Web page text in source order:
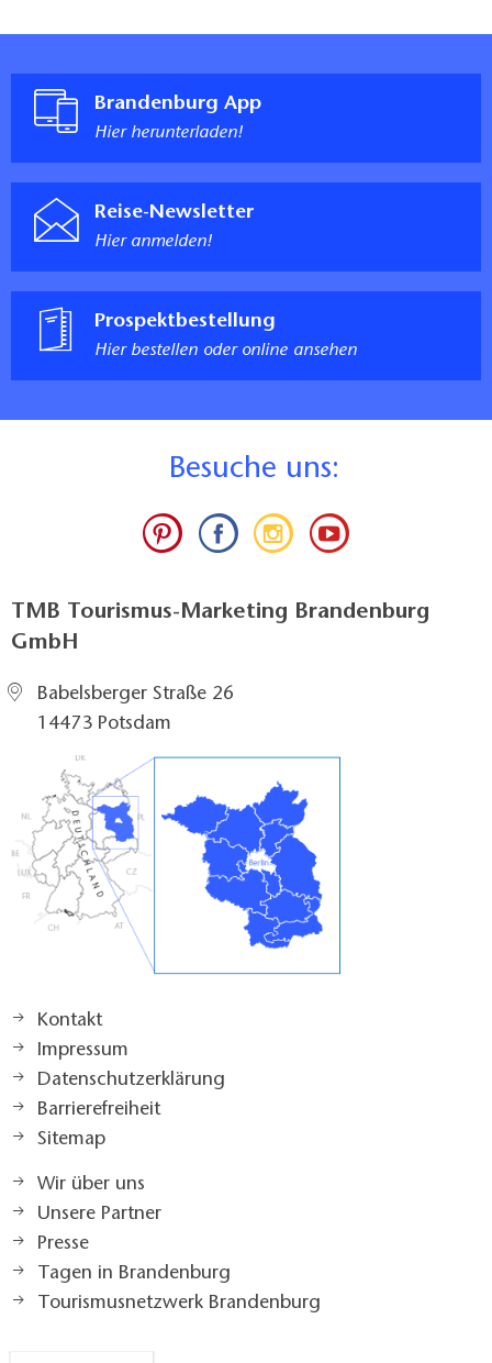
Brandenburg App
Hier herunterladen!
Reise-Newsletter
Hier anmelden!
Prospektbestellung
Hier bestellen oder online ansehen
Besuche uns:
TMB Tourismus-Marketing Brandenburg
GmbH
Babelsberger Straße 26
14473 Potsdam
Kontakt
Impressum
Datenschutzerklärung
Barrierefreiheit
Sitemap
Wir über uns
Unsere Partner
Presse
Tagen in Brandenburg
Tourismusnetzwerk Brandenburg